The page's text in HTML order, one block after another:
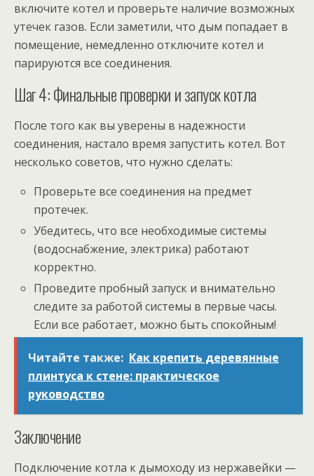
включите котел и проверьте наличие возможных
утечек газов. Если заметили, что дым попадает в
помещение, немедленно отключите котел и
парируются все соединения.
Шаг 4: Финальные проверки и запуск котла
После того как вы уверены в надежности
соединения, настало время запустить котел. Вот
несколько советов, что нужно сделать:
Проверьте все соединения на предмет
протечек.
Убедитесь, что все необходимые системы
(водоснабжение, электрика) работают
корректно.
Проведите пробный запуск и внимательно
следите за работой системы в первые часы.
Если все работает, можно быть спокойным!
Читайте также: Как крепить деревянные
плинтуса к стене: практическое
руководство
Заключение
Подключение котла к дымоходу из нержавейки —